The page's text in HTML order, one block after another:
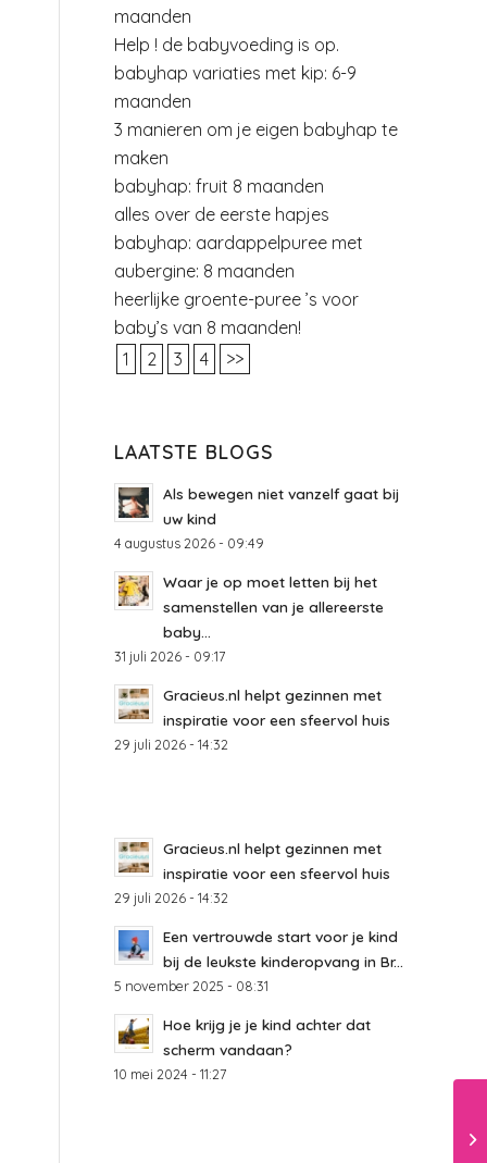
maanden
Help ! de babyvoeding is op.
babyhap variaties met kip: 6-9
maanden
3 manieren om je eigen babyhap te
maken
babyhap: fruit 8 maanden
alles over de eerste hapjes
babyhap: aardappelpuree met
aubergine: 8 maanden
heerlijke groente-puree ’s voor
baby’s van 8 maanden!
1
2 3 4 >>
LAATSTE BLOGS
Als bewegen niet vanzelf gaat bij
uw kind
4 augustus 2026 - 09:49
Waar je op moet letten bij het
samenstellen van je allereerste
baby...
31 juli 2026 - 09:17
Gracieus.nl helpt gezinnen met
inspiratie voor een sfeervol huis
29 juli 2026 - 14:32
Gracieus.nl helpt gezinnen met
inspiratie voor een sfeervol huis
29 juli 2026 - 14:32
Een vertrouwde start voor je kind
bij de leukste kinderopvang in Br...
5 november 2025 - 08:31
Hoe krijg je je kind achter dat
scherm vandaan?
10 mei 2024 - 11:27